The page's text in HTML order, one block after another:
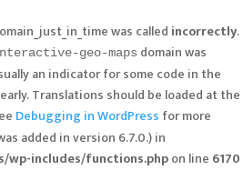
was called incorrectly.
geo-maps domain was
an indicator for some code in the
Translations should be loaded at the
Debugging in WordPress for more
added in version 6.7.0.) in
wp-includes/functions.phpon line 6170